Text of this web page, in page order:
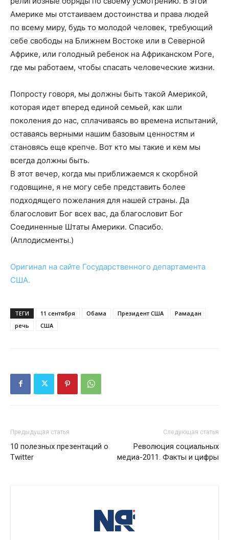
Америке мы отстаиваем достоинства и права людей
по всему миру, будь то молодой человек, требующий
себе свободы на Ближнем Востоке или в Северной
Африке, или голодный ребенок на Африканском Роге,
где мы работаем, чтобы спасать человеческие жизни.
Попросту говоря, мы должны быть такой Америкой,
которая идет вперед единой семьей, как шли
поколения до нас, сплачиваясь во времена испытаний,
оставаясь верными нашим базовым ценностям и
становясь еще крепче. Вот кто мы такие и кем мы
всегда должны быть.
В этот вечер, когда мы приближаемся к скорбной
годовщине, я не могу себе представить более
подходящего пожелания для нашей страны. Да
благословит Бог всех вас, да благословит Бог
Соединенные Штаты Америки. Спасибо.
(Аплодисменты.)
Оригинал на сайте Государственного департамента
США.
ТЕГИ 11 сентября Обама Президент США
Рамадан
речь
США
Предыдущая статья
10 полезных презентаций о
Twitter
Следующая статья
Революция социальных
медиа-2011. Факты и цифры